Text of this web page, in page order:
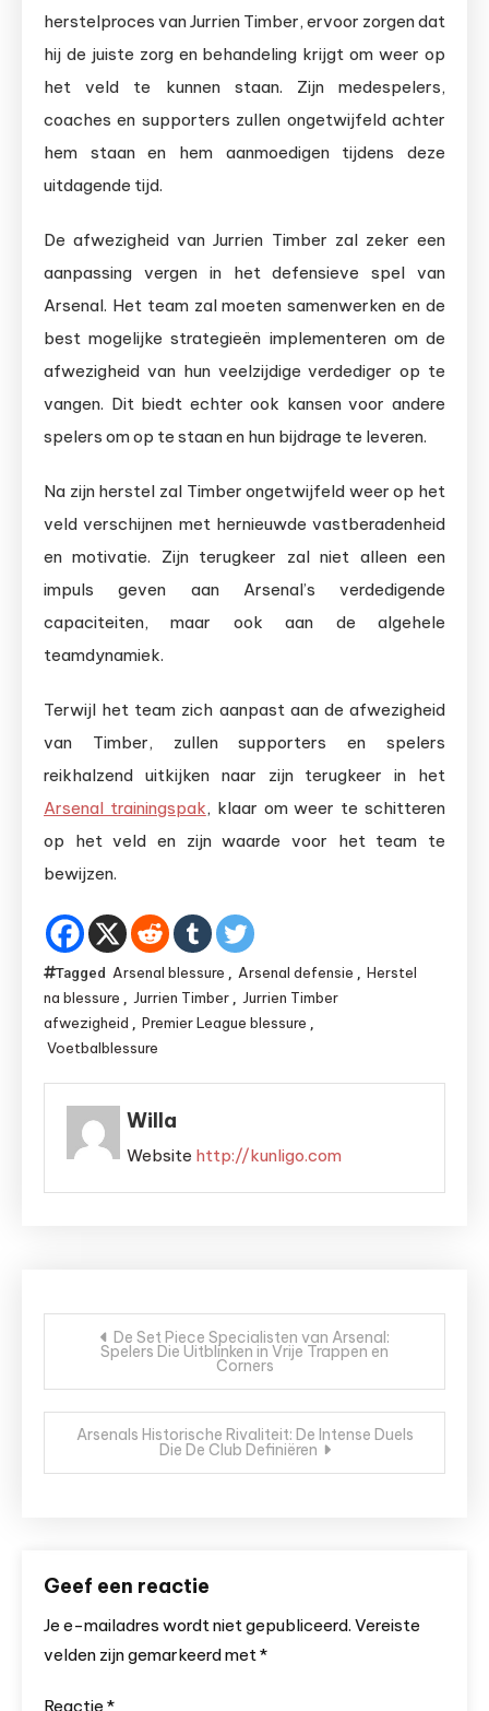
herstelproces van Jurrien Timber, ervoor zorgen dat
hij de juiste zorg en behandeling krijgt om weer op
het veld te kunnen staan. Zijn medespelers,
coaches en supporters zullen ongetwijfeld achter
hem staan en hem aanmoedigen tijdens deze
uitdagende tijd.
De afwezigheid van Jurrien Timber zal zeker een
aanpassing vergen in het defensieve spel van
Arsenal. Het team zal moeten samenwerken en de
best mogelijke strategieën implementeren om de
afwezigheid van hun veelzijdige verdediger op te
vangen. Dit biedt echter ook kansen voor andere
spelers om op te staan en hun bijdrage te leveren.
Na zijn herstel zal Timber ongetwijfeld weer op het
veld verschijnen met hernieuwde vastberadenheid
en motivatie. Zijn terugkeer zal niet alleen een
impuls geven aan Arsenal’s verdedigende
capaciteiten, maar ook aan de algehele
teamdynamiek.
Terwijl het team zich aanpast aan de afwezigheid
van Timber, zullen supporters en spelers
reikhalzend uitkijken naar zijn terugkeer in het
Arsenal trainingspak, klaar om weer te schitteren
op het veld en zijn waarde voor het team te
bewijzen.
Tagged Arsenal blessure , Arsenal defensie , Herstel
na blessure , Jurrien Timber , Jurrien Timber
afwezigheid , Premier League blessure ,
Voetbalblessure
Willa
Website http://kunligo.com
Bericht
navigatie
De Set Piece Specialisten van Arsenal:
Spelers Die Uitblinken in Vrije Trappen en
Corners
Arsenals Historische Rivaliteit: De Intense Duels
Die De Club Definiëren
Geef een reactie
Je e-mailadres wordt niet gepubliceerd. Vereiste
velden zijn gemarkeerd met*
Reactie *